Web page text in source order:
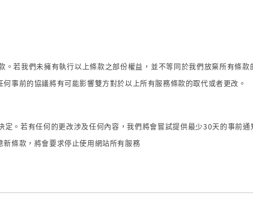
若我們未擁有執行以上條款之部份權益，並不等同於我們放棄所有條
事前的協議將有可能影響雙方對於以上所有服務條款的取代或者更改。
。若有任何的更改涉及任何內容，我們將會嘗試提供最少30天的事前
條款，將會要求停止使用網站所有服務